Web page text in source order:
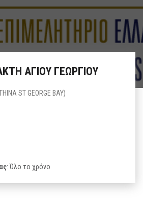
ΑΓΙΟΥ ΓΕΩΡΓΙΟΥ
ST GEORGE BAY)
: Όλο το χρόνο